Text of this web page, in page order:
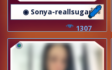
◉ Sonya-reallsugar
1307